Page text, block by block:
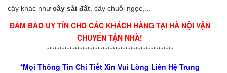
cây khác như cây sài đất , cây chuỗi ngọc,...
ĐẢM BẢO UY TÍN CHO CÁC KHÁCH HÀNG TẠI HÀ NỘI VẬN
CHUYỂN TẬN NHÀ!
**************************************************
*Mọi Thông Tin Chi Tiết Xin Vui Lòng Liên Hệ Trung